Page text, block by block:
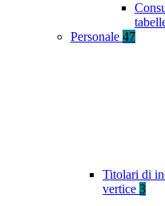
Personale 47
Titolari di
vertice 3